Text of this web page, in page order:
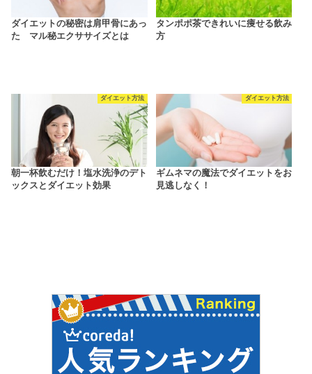
ダイエットの秘密は肩甲骨にあっ
た マル秘エクササイズとは
タンポポ茶できれいに痩せる飲み
方
ダイエット方法
朝一杯飲むだけ！塩水洗浄のデト
ックスとダイエット効果
ダイエット方法
ギムネマの魔法でダイエットをお
見逃しなく！